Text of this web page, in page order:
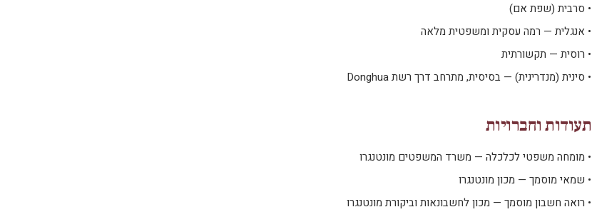
• סרבית (שפת אם)
• אנגלית — רמה עסקית ומשפטית מלאה
• רוסית — תקשורתית
• סינית (מנדרינית) — בסיסית, מתרחב דרך רשת Donghua
תעודות וחברויות
• מומחה משפטי לכלכלה — משרד המשפטים מונטנגרו
• שמאי מוסמך — מכון מונטנגרו
• רואה חשבון מוסמך — מכון לחשבונאות וביקורת מונטנגרו